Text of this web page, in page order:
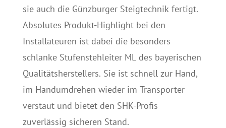
sie auch die Günzburger Steigtechnik fertigt.
Absolutes Produkt-Highlight bei den
Installateuren ist dabei die besonders
schlanke Stufenstehleiter ML des bayerischen
Qualitätsherstellers. Sie ist schnell zur Hand,
im Handumdrehen wieder im Transporter
verstaut und bietet den SHK-Profis
zuverlässig sicheren Stand.